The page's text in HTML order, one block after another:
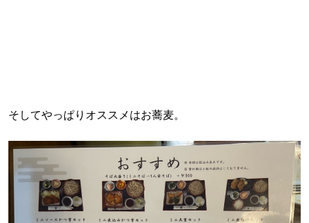
そしてやっぱりオススメはお蕎麦。